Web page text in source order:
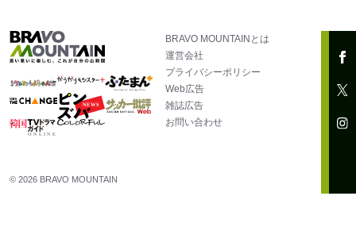
BRAVO MOUNTAINとは
運営会社
プライバシーポリシー
Web広告
雑誌広告
お問い合わせ
© 2026 BRAVO MOUNTAIN